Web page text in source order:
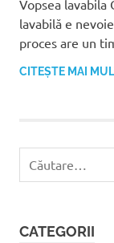
Vopsea lavabila
lavabilă e
proces are un
CITEȘTE MAI
ă
CATEGORII